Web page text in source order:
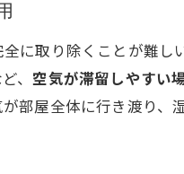
に取り除くことが難し
、空気が滞留しやすい
部屋全体に行き渡り、